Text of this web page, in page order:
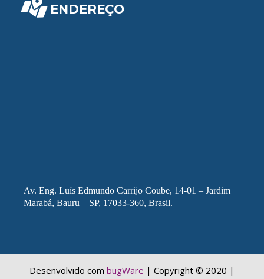
ENDEREÇO
Av. Eng. Luís Edmundo Carrijo Coube, 14-01 – Jardim
Marabá, Bauru – SP, 17033-360, Brasil.
Desenvolvido com bugWare | Copyright © 2020 |